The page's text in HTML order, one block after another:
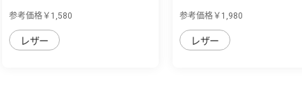
参考価格￥1,580
レザー
参考価格￥1,980
レザー